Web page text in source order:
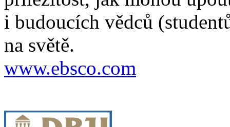
i budoucích vědců
na světě.
www.ebsco.com